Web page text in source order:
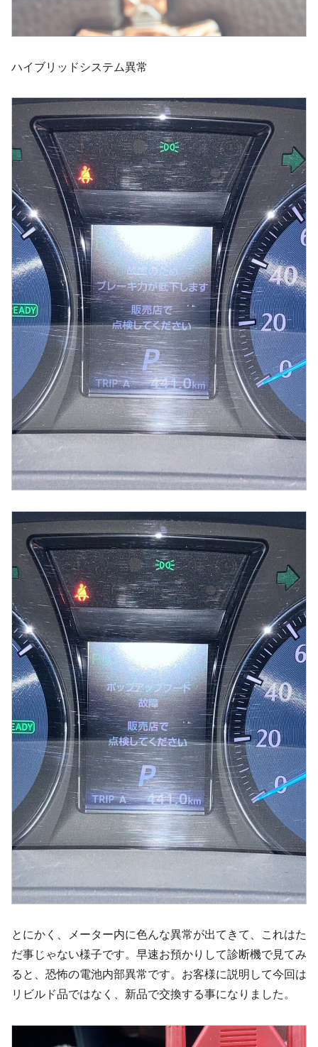
ハイブリッドシステム異常
とにかく、メーター内に色んな異常が出てきて、これはた
だ事じゃない様子です。早速お預かりして診断機で見てみ
ると、恐怖の電池内部異常です。お客様に説明して今回は
リビルド品ではなく、新品で交換する事になりました。